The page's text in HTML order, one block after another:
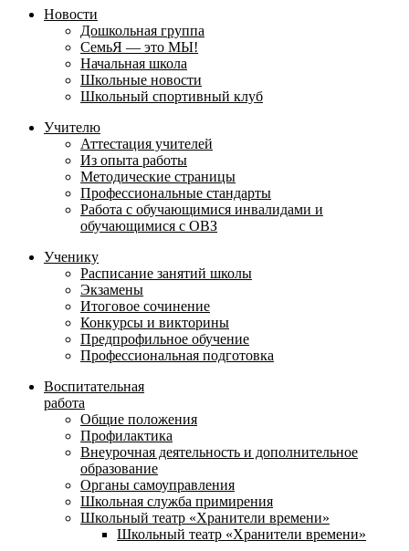
Новости
Дошкольная группа
СемьЯ — это МЫ!
Начальная школа
Школьные новости
Школьный спортивный клуб
Учителю
Аттестация учителей
Из опыта работы
Методические страницы
Профессиональные стандарты
Работа с обучающимися инвалидами и
обучающимися с ОВЗ
Ученику
Расписание занятий школы
Экзамены
Итоговое сочинение
Конкурсы и викторины
Предпрофильное обучение
Профессиональная подготовка
Воспитательная
работа
Общие положения
Профилактика
Внеурочная деятельность и дополнительное
образование
Органы самоуправления
Школьная служба примирения
Школьный театр «Хранители времени»
Школьный театр «Хранители времени»